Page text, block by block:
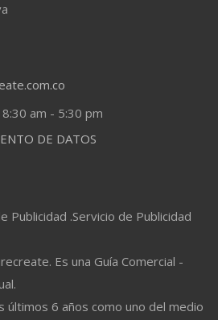
am - 5:30 pm
DE DATOS
Publicidad .Servicio de Publicidad
Es una Guía Comercial -
últimos 6 años como uno del medio